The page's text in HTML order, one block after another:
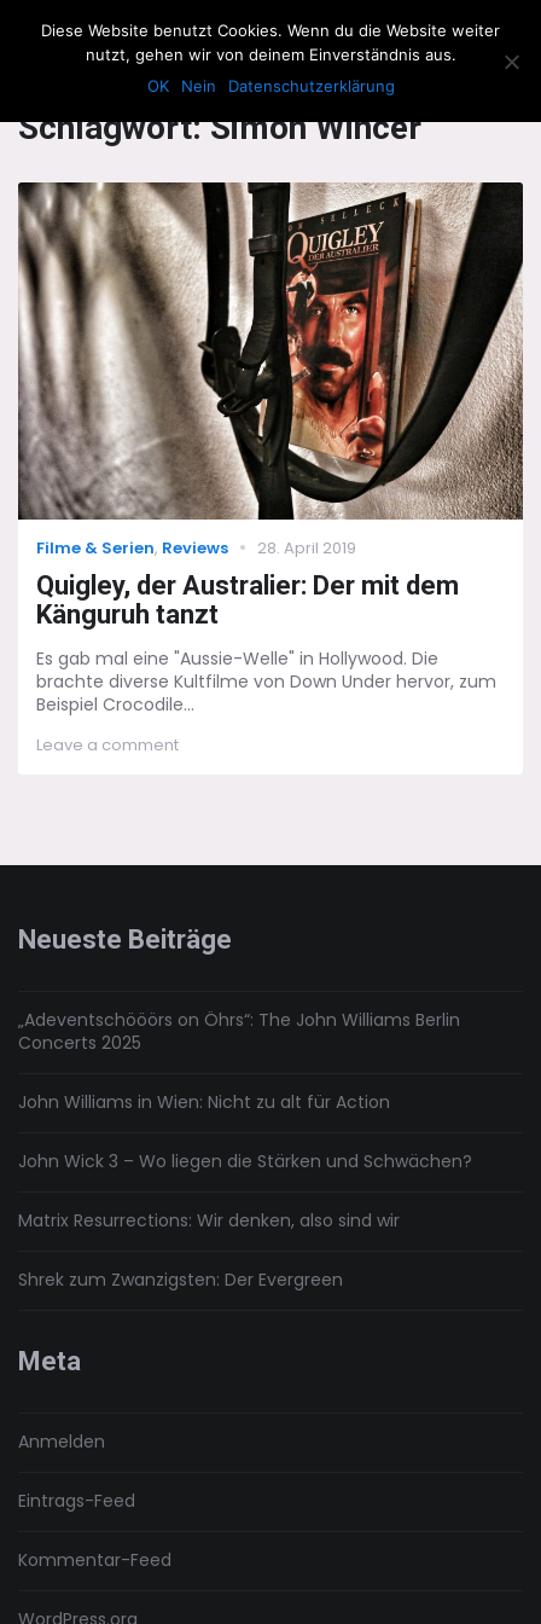
The Howling Men
Schlagwort:Simon Wincer
Categories
Filme & Serien, Reviews
Posted
28. April 2019
Quigley, der Australier: Der mit dem
Känguruh tanzt
Es gab mal eine "Aussie-Welle" in Hollywood. Die
brachte diverse Kultfilme von Down Under hervor, zum
Beispiel Crocodile...
Leave a commenton
Neueste Beiträge
„Adeventschööörs on Öhrs“: The John Williams Berlin
Concerts 2025
John Williams in Wien: Nicht zu alt für Action
John Wick 3 – Wo liegen die Stärken und Schwächen?
Matrix Resurrections: Wir denken, also sind wir
Shrek zum Zwanzigsten: Der Evergreen
Meta
Anmelden
Eintrags-Feed
Kommentar-Feed
WordPress.org
Diese Website benutzt Cookies. Wenn du die Website weiter
nutzt, gehen wir von deinem Einverständnis aus.
OK
Nein Datenschutzerklärung